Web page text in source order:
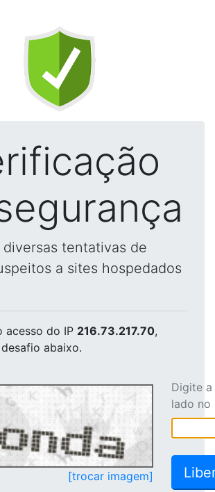
diversas tentativas de
a sites hospedados
acesso do IP 216.73.217.70,
abaixo.
[trocar imagem]
Digite
lado no